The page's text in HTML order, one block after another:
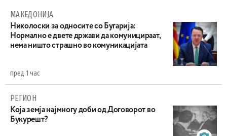
МАКЕДОНИЈА
Николоски за односите со Бугарија:
Нормално е двете држави да комуницираат,
нема ништо страшно во комуникацијата
пред 1 час
РЕГИОН
Која земја најмногу доби од Договорот во
Букурешт?